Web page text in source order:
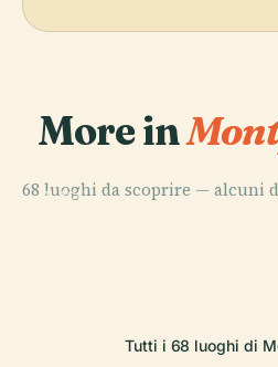
More in
68 luoghi da scoprire — alcuni
PLACE
PLACE
Tutti i 68 luoghi di